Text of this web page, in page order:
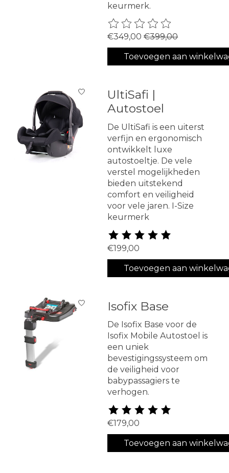
keurmerk.
De beoordeling van dit
€349,00 €399,00
Toevoegen aan
UltiSafi |
Autostoel
De UltiSafi is een uiterst
verfijn en ergonomisch
ontwikkelt luxe
autostoeltje. De vele
verstel mogelijkheden
bieden uitstekend
comfort en veiligheid
voor vele jaren. I-Size
keurmerk
De beoordeling van dit
€199,00
Toevoegen aan
Isofix Base
De Isofix Base voor de
Isofix Mobile Autostoel is
een uniek
bevestigingssysteem om
de veiligheid voor
babypassagiers te
verhogen.
De beoordeling van dit
€179,00
Toevoegen aan